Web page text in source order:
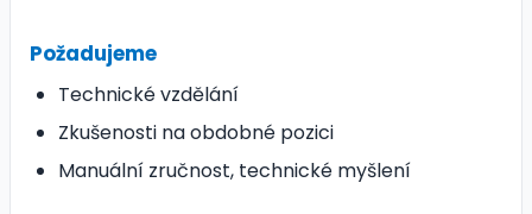
Požadujeme
Technické vzdělání
Zkušenosti na obdobné pozici
Manuální zručnost, technické myšlení